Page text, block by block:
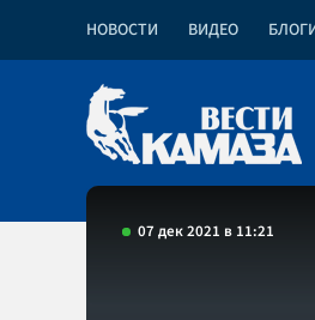
НОВОСТИ ВИДЕО
07 дек 2021 в 11:21